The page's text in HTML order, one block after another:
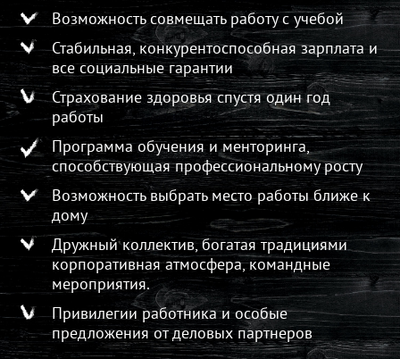
Возможность совмещать работу с учебой
Стабильная, конкурентоспособная зарплата и
все социальные гарантии
Страхование здоровья спустя один год
работы
Программа обучения и менторинга,
способствующая профессиональному росту
Возможность выбрать место работы ближе к
дому
Дружный коллектив, богатая традициями
корпоративная атмосфера, командные
мероприятия.
Привилегии работника и особые
предложения от деловых партнеров